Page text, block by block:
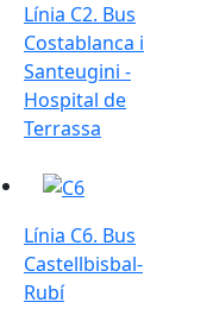
Línia C2. Bus
Costablanca i
Santeugini -
Hospital de
Terrassa
Línia C6. Bus
Línia C6. Bus
Castellbisbal-
Rubí